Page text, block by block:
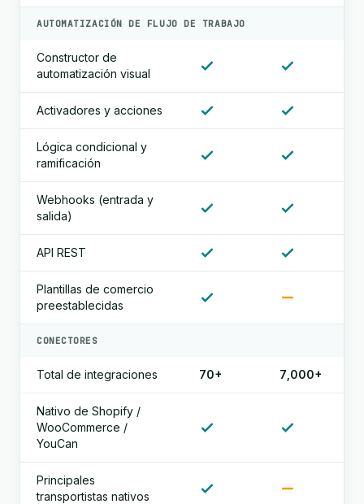
AUTOMATIZACIÓN DE FLUJO DE TRABAJO
Constructor de
automatización visual
Activadores y acciones
Lógica condicional y
ramificación
Webhooks (entrada y
salida)
API REST
Plantillas de comercio
preestablecidas
CONECTORES
Total de integraciones 70+ 7,000+
Nativo de Shopify /
WooCommerce /
YouCan
Principales
transportistas nativos